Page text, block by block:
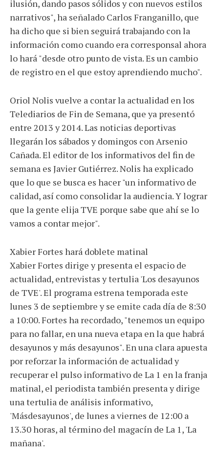
ilusión, dando pasos sólidos y con nuevos estilos
narrativos", ha señalado Carlos Franganillo, que
ha dicho que si bien seguirá trabajando con la
información como cuando era corresponsal ahora
lo hará "desde otro punto de vista. Es un cambio
de registro en el que estoy aprendiendo mucho".
Oriol Nolis vuelve a contar la actualidad en los
Telediarios de Fin de Semana, que ya presentó
entre 2013 y 2014. Las noticias deportivas
llegarán los sábados y domingos con Arsenio
Cañada. El editor de los informativos del fin de
semana es Javier Gutiérrez. Nolis ha explicado
que lo que se busca es hacer "un informativo de
calidad, así como consolidar la audiencia. Y lograr
que la gente elija TVE porque sabe que ahí se lo
vamos a contar mejor".
Xabier Fortes hará doblete matinal
Xabier Fortes dirige y presenta el espacio de
actualidad, entrevistas y tertulia 'Los desayunos
de TVE'. El programa estrena temporada este
lunes 3 de septiembre y se emite cada día de 8:30
a 10:00. Fortes ha recordado, "tenemos un equipo
para no fallar, en una nueva etapa en la que habrá
desayunos y más desayunos". En una clara apuesta
por reforzar la información de actualidad y
recuperar el pulso informativo de La 1 en la franja
matinal, el periodista también presenta y dirige
una tertulia de análisis informativo,
'Másdesayunos', de lunes a viernes de 12:00 a
13.30 horas, al término del magacín de La 1, 'La
mañana'.